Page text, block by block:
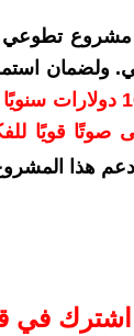
مشروع تطوعي
ولضمان
بدعمكم بمبلغ 10
صوتًا قويًا
هذا
اشترك في